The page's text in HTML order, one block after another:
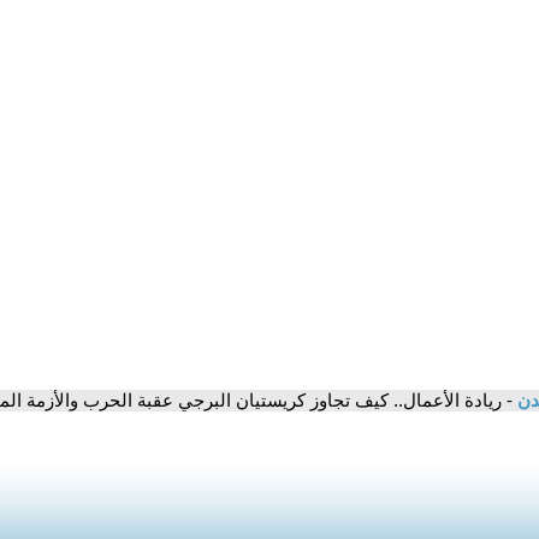
- ريادة الأعمال.. كيف تجاوز كريستيان البرجي عقبة الحرب والأزمة